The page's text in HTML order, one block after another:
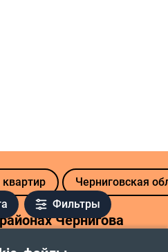
Фильтры
Черниговская
Чернигова